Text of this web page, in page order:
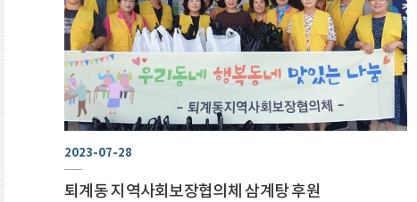
2023-07-28
퇴계동 지역사회보장협의체 삼계탕 후원